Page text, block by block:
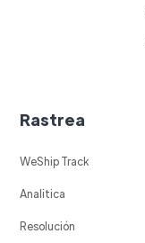
Rastrea
WeShip Track
Analitica
Resolución